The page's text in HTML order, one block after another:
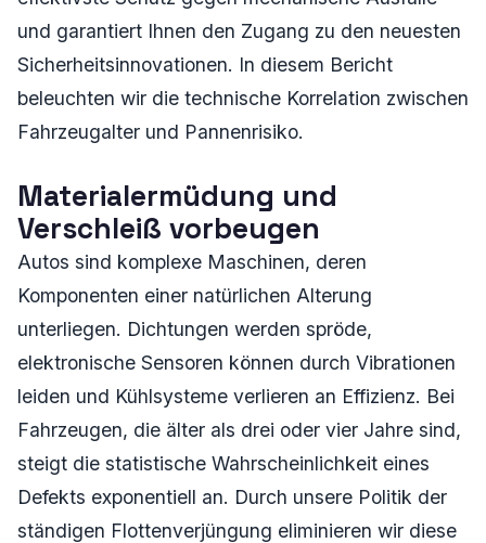
und garantiert Ihnen den Zugang zu den neuesten
Sicherheitsinnovationen. In diesem Bericht
beleuchten wir die technische Korrelation zwischen
Fahrzeugalter und Pannenrisiko.
Materialermüdung und
Verschleiß vorbeugen
Autos sind komplexe Maschinen, deren
Komponenten einer natürlichen Alterung
unterliegen. Dichtungen werden spröde,
elektronische Sensoren können durch Vibrationen
leiden und Kühlsysteme verlieren an Effizienz. Bei
Fahrzeugen, die älter als drei oder vier Jahre sind,
steigt die statistische Wahrscheinlichkeit eines
Defekts exponentiell an. Durch unsere Politik der
ständigen Flottenverjüngung eliminieren wir diese